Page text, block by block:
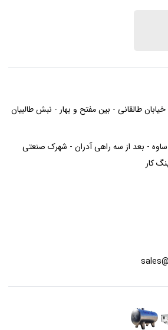
طالقانی - بین مفتح و بهار - نبش طالبیان
ساوه - بعد از سه راهی آدران - شهرک صنعتی
کار